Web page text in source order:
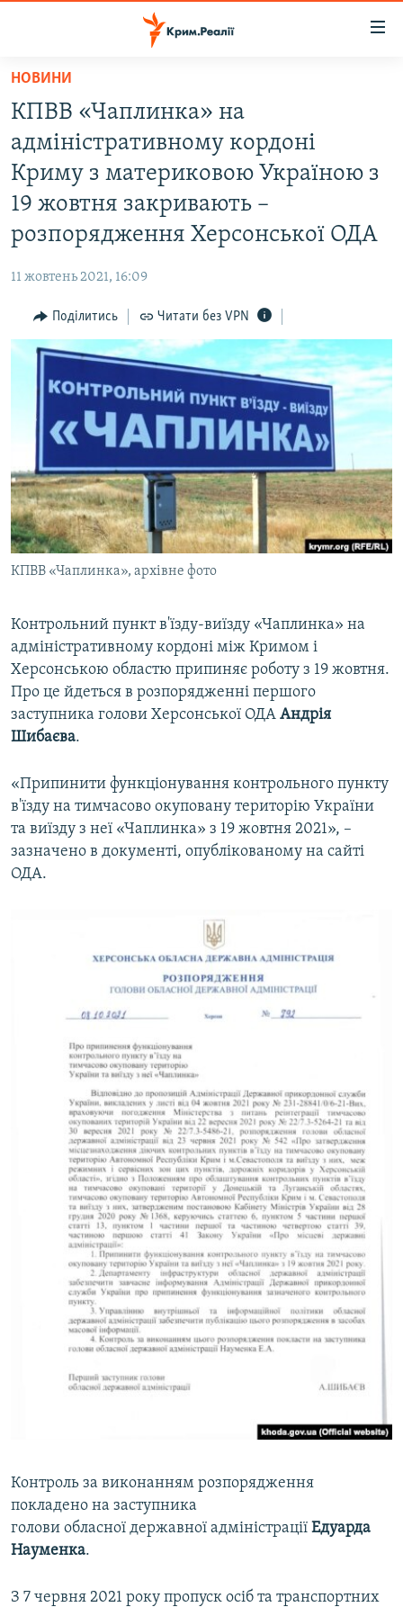
Перейти
основного
матеріалу
Перейти
до
основної
навігації
Перейти
до
ВІДЕО ТА ФОТО
ПОЛІТИКА
БЛОГИ
ВСЕ ЗА ДЕНЬ
СПЕЦПРОЕКТИ
ДЕПОРТАЦІЯ
ВІДЕОУРОКИ «ELIFBE»
СВІДЧЕННЯ ОКУПАЦІЇ
УКРАЇНСЬКА ПРОБЛЕМА КРИМУ
ІНФОГРАФІКА
ЯК ОБІЙТИ БЛОКУВАННЯ
Русский
Qırımtatar
ДОЛУЧАЙСЯ!
НОВИНИ
КПВВ «Чаплинка» на
адміністративному кордоні
Криму з материковою Україною з
19 жовтня закривають –
розпорядження Херсонської ОДА
11 жовтень 2021, 16:09
Поділитись Читати без VPN
КПВВ «Чаплинка», архівне фото
Контрольний пункт в'їзду-виїзду «Чаплинка» на
адміністративному кордоні між Кримом і
Херсонською областю припиняє роботу з 19 жовтня.
Про це йдеться в розпорядженні першого
заступника голови Херсонської ОДА Андрія
Шибаєва.
«Припинити функціонування контрольного пункту
в'їзду на тимчасово окуповану територію України
та виїзду з неї «Чаплинка» з 19 жовтня 2021», –
зазначено в документі, опублікованому на сайті
ОДА.
Контроль за виконанням розпорядження
покладено на заступника
голови обласної державної адміністрації Едуарда
Науменка.
З 7 червня 2021 року пропуск осіб та транспортних